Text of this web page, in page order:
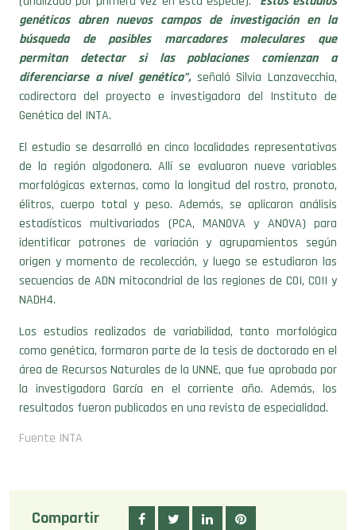
genéticos abren nuevos campos de investigación en la
búsqueda de posibles marcadores moleculares que
permitan detectar si las poblaciones comienzan a
diferenciarse a nivel genético”, señaló Silvia Lanzavecchia,
codirectora del proyecto e investigadora del Instituto de
Genética del INTA.
El estudio se desarrolló en cinco localidades representativas
de la región algodonera. Allí se evaluaron nueve variables
morfológicas externas, como la longitud del rostro, pronoto,
élitros, cuerpo total y peso. Además, se aplicaron análisis
estadísticos multivariados (PCA, MANOVA y ANOVA) para
identificar patrones de variación y agrupamientos según
origen y momento de recolección, y luego se estudiaron las
secuencias de ADN mitocondrial de las regiones de COI, COII y
NADH4.
Los estudios realizados de variabilidad, tanto morfológica
como genética, formaron parte de la tesis de doctorado en el
área de Recursos Naturales de la UNNE, que fue aprobada por
la investigadora García en el corriente año. Además, los
resultados fueron publicados en una revista de especialidad.
Fuente INTA
Compartir